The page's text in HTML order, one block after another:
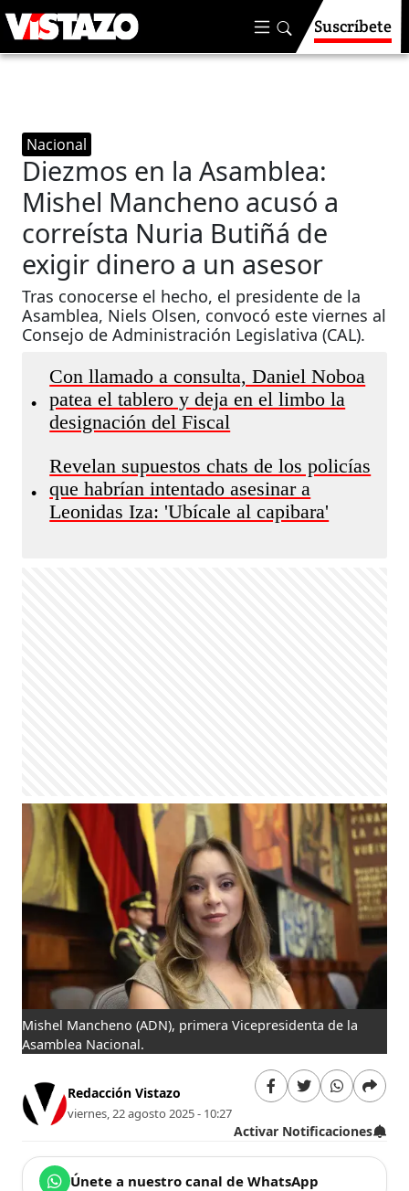
Suscríbete
Nacional
Diezmos en la Asamblea:
Mishel Mancheno acusó a
correísta Nuria Butiñá de
exigir dinero a un asesor
Tras conocerse el hecho, el presidente de la
Asamblea, Niels Olsen, convocó este viernes al
Consejo de Administración Legislativa (CAL).
•
Con llamado a consulta, Daniel Noboa
patea el tablero y deja en el limbo la
designación del Fiscal
•
Revelan supuestos chats de los policías
que habrían intentado asesinar a
Leonidas Iza: 'Ubícale al capibara'
Mishel Mancheno (ADN), primera Vicepresidenta de la
Asamblea Nacional.
Redacción Vistazo
viernes, 22 agosto 2025 - 10:27
Activar Notificaciones
Únete a nuestro canal de WhatsApp